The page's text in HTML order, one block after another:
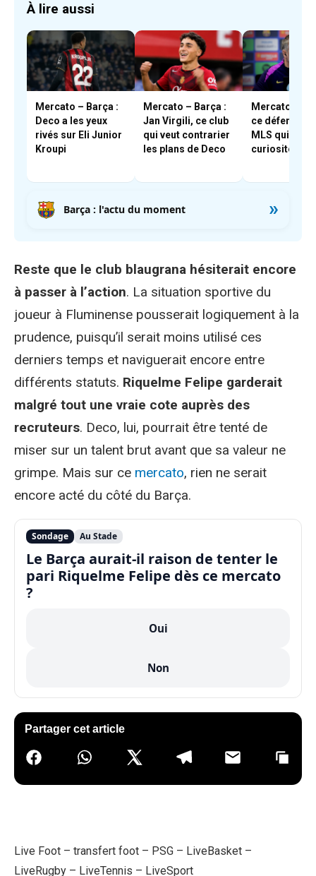
À lire aussi
Mercato – Barça :
Deco a les yeux
rivés sur Eli Junior
Kroupi
Mercato – Barça :
Jan Virgili, ce club
qui veut contrarier
les plans de Deco
Mercato –
ce défenseur
MLS qui a
curiosité de
Barça : l'actu du moment »
Reste que le club blaugrana hésiterait encore
à passer à l’action. La situation sportive du
joueur à Fluminense pousserait logiquement à la
prudence, puisqu’il serait moins utilisé ces
derniers temps et naviguerait encore entre
différents statuts. Riquelme Felipe garderait
malgré tout une vraie cote auprès des
recruteurs. Deco, lui, pourrait être tenté de
miser sur un talent brut avant que sa valeur ne
grimpe. Mais sur ce mercato, rien ne serait
encore acté du côté du Barça.
Sondage Au Stade
Le Barça aurait-il raison de tenter le
pari Riquelme Felipe dès ce mercato
?
Oui
Non
Partager cet article
Live Foot – transfert foot – PSG – LiveBasket –
LiveRugby – LiveTennis – LiveSport